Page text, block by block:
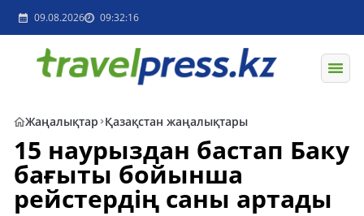
09.08.2026 09:32:16
Жаңалықтар Қазақстан жаңалықтары
15 наурыздан бастап Баку
бағыты бойынша
рейстердің саны артады